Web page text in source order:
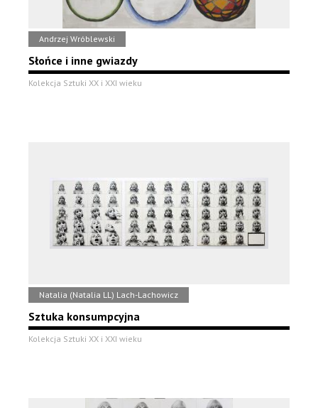
Andrzej Wróblewski
Słońce i inne gwiazdy
Kolekcja Sztuki XX i XXI wieku
Natalia (Natalia LL) Lach-Lachowicz
Sztuka konsumpcyjna
Kolekcja Sztuki XX i XXI wieku